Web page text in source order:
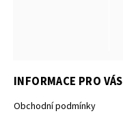
INFORMACE PRO VÁS
Obchodní podmínky